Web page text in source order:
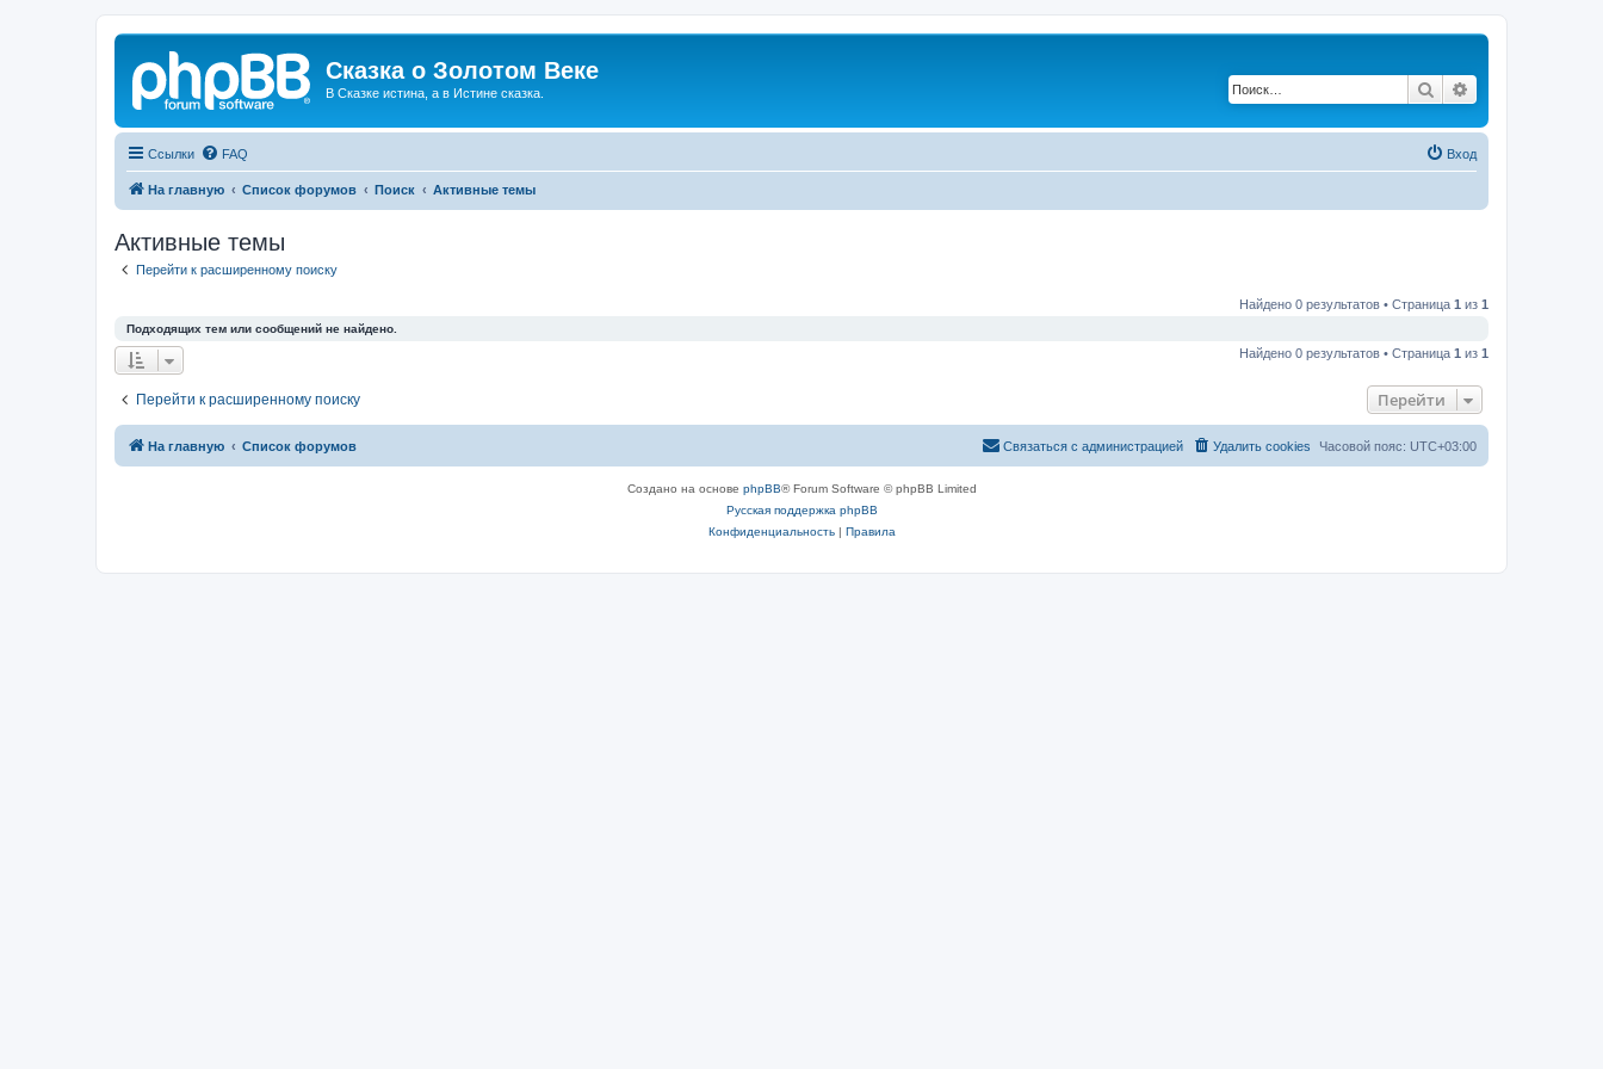
Сказка о Золотом Веке
В Сказке истина, а в Истине сказка. Поиск
Ссылки FAQ Вход
На главную Список форумов Поиск Активные темы
Активные темы
Перейти к расширенному поиску
Найдено 0 результатов • Страница 1 из 1
Подходящих тем или сообщений не найдено.
Найдено 0 результатов • Страница 1 из 1
Перейти к расширенному поиску Перейти
На главную Список форумов Часовой пояс: UTC+03:00
Удалить cookies
Связаться с администрацией
Создано на основе phpBB® Forum Software © phpBB Limited
Русская поддержка phpBB
Конфиденциальность| Правила